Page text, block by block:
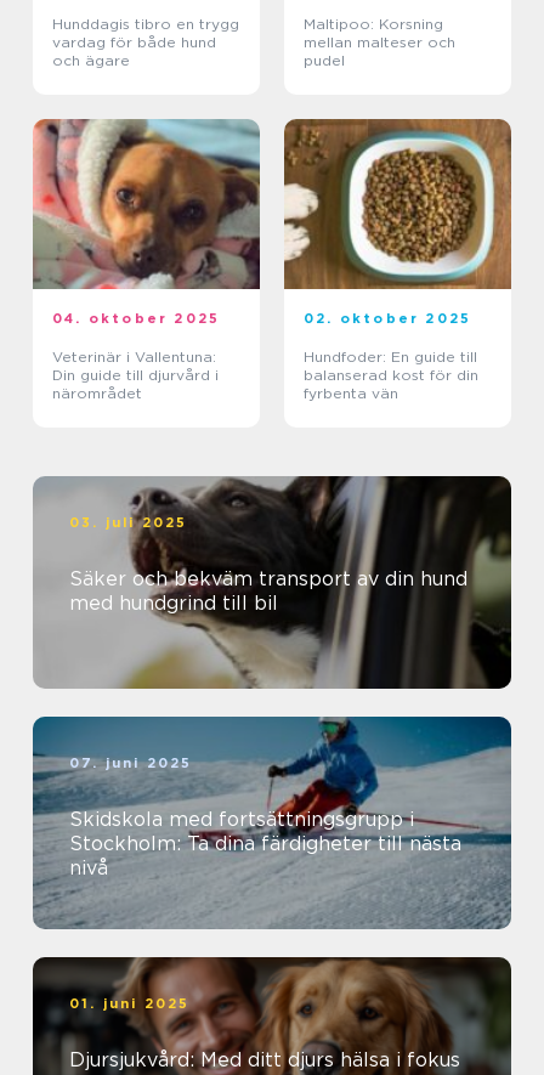
Hunddagis tibro en trygg
vardag för både hund
och ägare
Maltipoo: Korsning
mellan malteser och
pudel
04. oktober 2025
Veterinär i Vallentuna:
Din guide till djurvård i
närområdet
02. oktober 2025
Hundfoder: En guide till
balanserad kost för din
fyrbenta vän
03. juli 2025
Säker och bekväm transport av din hund
med hundgrind till bil
07. juni 2025
Skidskola med fortsättningsgrupp i
Stockholm: Ta dina färdigheter till nästa
nivå
01. juni 2025
Djursjukvård: Med ditt djurs hälsa i fokus